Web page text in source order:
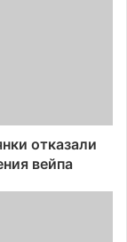
отказали
вейпа